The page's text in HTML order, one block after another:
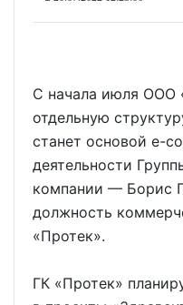
С начала июля ООО
отдельную
станет основой e-
деятельности
компании — Борис
должность
«Протек».
ГК «Протек»